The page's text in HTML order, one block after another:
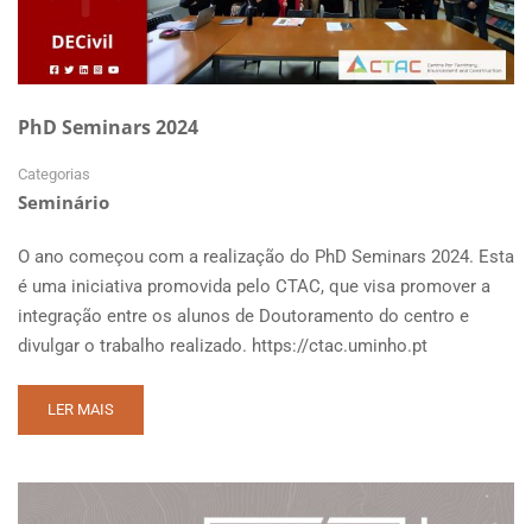
PARA
GESTÃO
NA
PhD Seminars 2024
Categorias
Seminário
O ano começou com a realização do PhD Seminars 2024. Esta
é uma iniciativa promovida pelo CTAC, que visa promover a
integração entre os alunos de Doutoramento do centro e
divulgar o trabalho realizado. https://ctac.uminho.pt
READ
MORE
PHD
LER MAIS